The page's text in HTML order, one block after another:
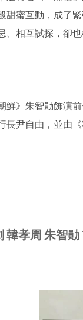
甜蜜互動，成了
、相互試探，卻
鮮》朱智勛飾演
長尹自由，並由
韓孝周 朱智勛